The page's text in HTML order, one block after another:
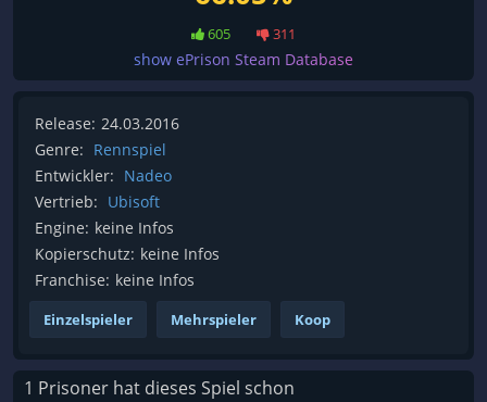
605 311
show ePrison Steam Database
Release: 24.03.2016
Genre: Rennspiel
Entwickler: Nadeo
Vertrieb: Ubisoft
Engine: keine Infos
Kopierschutz: keine Infos
Franchise: keine Infos
Einzelspieler Mehrspieler Koop
1 Prisoner hat dieses Spiel schon